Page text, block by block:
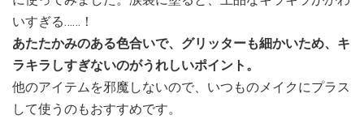
いすぎる……！
あたたかみのある色合いで、グリッターも細かいため、キ
ラキラしすぎないのがうれしいポイント。
他のアイテムを邪魔しないので、いつものメイクにプラス
して使うのもおすすめです。